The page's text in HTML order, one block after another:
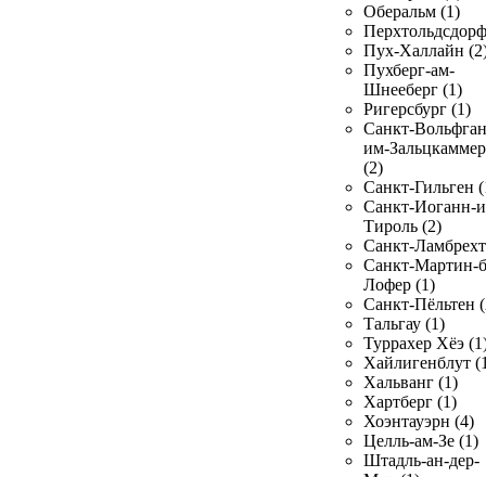
Оберальм (1)
Пух-Халлайн
Пухберг-ам-
Шнееберг (1)
Ригерсбург (1)
Санкт-
им-
(2)
Санкт-Гильген
Санкт-Иоганн-
Тироль (2)
Санкт-
Санкт-Мартин-
Лофер (1)
Санкт-Пёльтен
Тальгау (1)
Туррахер Хёэ
Хайлигенблут
Хальванг (1)
Хартберг (1)
Хоэнтауэрн (4)
Целль-ам-Зе (1)
Штадль-ан-дер-